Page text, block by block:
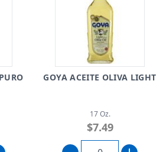
GOYA ACEITE OLIVA LIGHT
17 Oz.
$7.49